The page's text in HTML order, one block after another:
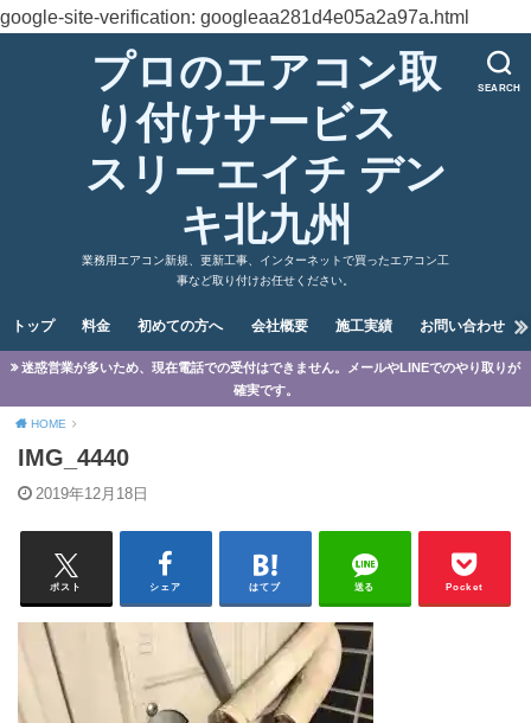
google-site-verification: googleaa281d4e05a2a97a.html
SEARCH
プロのエアコン取
り付けサービス
スリーエイチ デン
キ北九州
業務用エアコン新規、更新工事、インターネットで買ったエアコン工
事など取り付けお任せください。
トップ 料金 初めての方へ 会社概要 施工実績 お問い合わせ
迷惑営業が多いため、現在電話での受付はできません。メールやLINEでのやり取りが
確実です。
HOME
IMG_4440
2019年12月18日
ポスト シェア はてブ 送る Pocket